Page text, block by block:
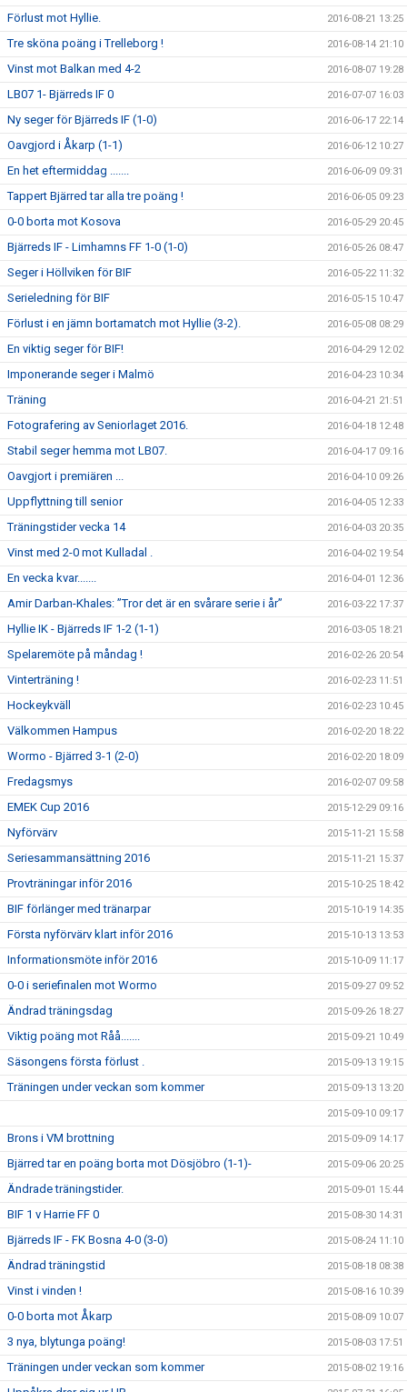
Förlust mot Hyllie. 2016-08-21 13:25
Tre sköna poäng i Trelleborg ! 2016-08-14 21:10
Vinst mot Balkan med 4-2 2016-08-07 19:28
LB07 1- Bjärreds IF 0 2016-07-07 16:03
Ny seger för Bjärreds IF (1-0) 2016-06-17 22:14
Oavgjord i Åkarp (1-1) 2016-06-12 10:27
En het eftermiddag ....... 2016-06-09 09:31
Tappert Bjärred tar alla tre poäng ! 2016-06-05 09:23
0-0 borta mot Kosova 2016-05-29 20:45
Bjärreds IF - Limhamns FF 1-0 (1-0) 2016-05-26 08:47
Seger i Höllviken för BIF 2016-05-22 11:32
Serieledning för BIF 2016-05-15 10:47
Förlust i en jämn bortamatch mot Hyllie (3-2). 2016-05-08 08:29
En viktig seger för BIF! 2016-04-29 12:02
Imponerande seger i Malmö 2016-04-23 10:34
Träning 2016-04-21 21:51
Fotografering av Seniorlaget 2016. 2016-04-18 12:48
Stabil seger hemma mot LB07. 2016-04-17 09:16
Oavgjort i premiären ... 2016-04-10 09:26
Uppflyttning till senior 2016-04-05 12:33
Träningstider vecka 14 2016-04-03 20:35
Vinst med 2-0 mot Kulladal . 2016-04-02 19:54
En vecka kvar....... 2016-04-01 12:36
Amir Darban-Khales: ”Tror det är en svårare serie i år” 2016-03-22 17:37
Hyllie IK - Bjärreds IF 1-2 (1-1) 2016-03-05 18:21
Spelaremöte på måndag ! 2016-02-26 20:54
Vinterträning ! 2016-02-23 11:51
Hockeykväll 2016-02-23 10:45
Välkommen Hampus 2016-02-20 18:22
Wormo - Bjärred 3-1 (2-0) 2016-02-20 18:09
Fredagsmys 2016-02-07 09:58
EMEK Cup 2016 2015-12-29 09:16
Nyförvärv 2015-11-21 15:58
Seriesammansättning 2016 2015-11-21 15:37
Provträningar inför 2016 2015-10-25 18:42
BIF förlänger med tränarpar 2015-10-19 14:35
Första nyförvärv klart inför 2016 2015-10-13 13:53
Informationsmöte inför 2016 2015-10-09 11:17
0-0 i seriefinalen mot Wormo 2015-09-27 09:52
Ändrad träningsdag 2015-09-26 18:27
Viktig poäng mot Råå....... 2015-09-21 10:49
Säsongens första förlust . 2015-09-13 19:15
Träningen under veckan som kommer 2015-09-13 13:20
2015-09-10 09:17
Brons i VM brottning 2015-09-09 14:17
Bjärred tar en poäng borta mot Dösjöbro (1-1)- 2015-09-06 20:25
Ändrade träningstider. 2015-09-01 15:44
BIF 1 v Harrie FF 0 2015-08-30 14:31
Bjärreds IF - FK Bosna 4-0 (3-0) 2015-08-24 11:10
Ändrad träningstid 2015-08-18 08:38
Vinst i vinden ! 2015-08-16 10:39
0-0 borta mot Åkarp 2015-08-09 10:07
3 nya, blytunga poäng! 2015-08-03 17:51
Träningen under veckan som kommer 2015-08-02 19:16